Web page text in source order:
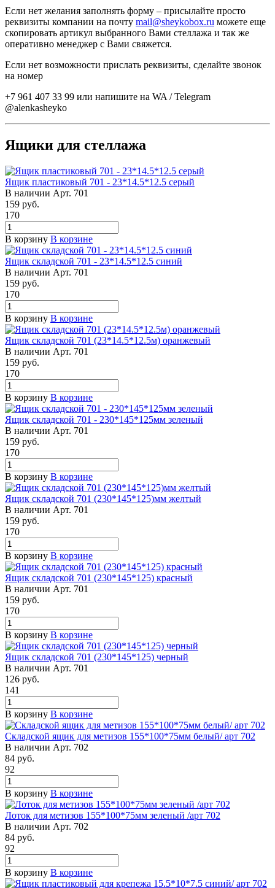
Если нет желания заполнять форму – присылайте просто
реквизиты компании на почту mail@sheykobox.ru можете еще
скопировать артикул выбранного Вами стеллажа и так же
оперативно менеджер с Вами свяжется.
Если нет возможности прислать реквизиты, сделайте звонок
на номер
+7 961 407 33 99 или напишите на WA / Telegram
@alenkasheyko
Ящики для стеллажа
Ящик пластиковый 701 - 23*14.5*12.5 серый
В наличии Арт. 701
159 руб.
170
В корзину В корзине
Ящик складской 701 - 23*14.5*12.5 синий
В наличии Арт. 701
159 руб.
170
В корзину В корзине
Ящик складской 701 (23*14.5*12.5м) оранжевый
В наличии Арт. 701
159 руб.
170
В корзину В корзине
Ящик складской 701 - 230*145*125мм зеленый
В наличии Арт. 701
159 руб.
170
В корзину В корзине
Ящик складской 701 (230*145*125)мм желтый
В наличии Арт. 701
159 руб.
170
В корзину В корзине
Ящик складской 701 (230*145*125) красный
В наличии Арт. 701
159 руб.
170
В корзину В корзине
Ящик складской 701 (230*145*125) черный
В наличии Арт. 701
126 руб.
141
В корзину В корзине
Складской ящик для метизов 155*100*75мм белый/ арт 702
В наличии Арт. 702
84 руб.
92
В корзину В корзине
Лоток для метизов 155*100*75мм зеленый /арт 702
В наличии Арт. 702
84 руб.
92
В корзину В корзине